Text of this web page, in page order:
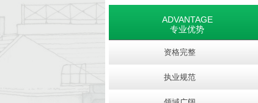
ADVANTAGE
专业优势
资格完整
执业规范